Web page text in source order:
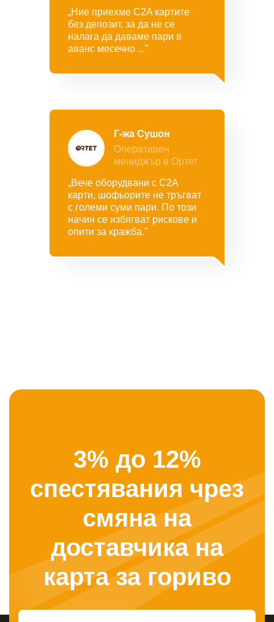
„Ние приехме C2A картите
без депозит, за да не се
налага да даваме пари в
аванс месечно ..."
Г-жа Сушон
Оперативен
мениджър в Ортет
„Вече оборудвани с C2A
карти, шофьорите не тръгват
с големи суми пари. По този
начин се избягват рискове и
опити за кражба."
3% до 12%
спестявания чрез
смяна на
доставчика на
карта за гориво